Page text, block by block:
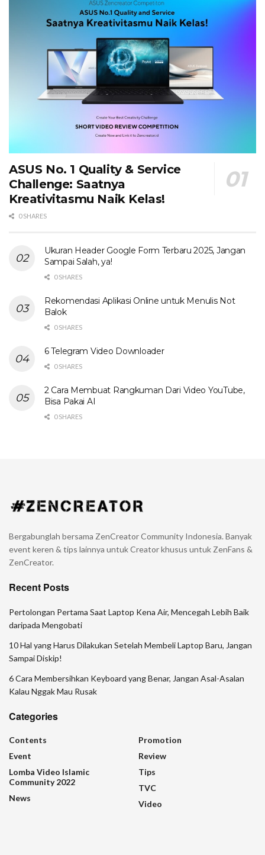
ASUS No. 1 Quality & Service
Challenge: Saatnya
Kreativitasmu Naik Kelas!
0 SHARES
Ukuran Header Google Form Terbaru 2025, Jangan
Sampai Salah, ya!
0 SHARES
Rekomendasi Aplikasi Online untuk Menulis Not
Balok
0 SHARES
6 Telegram Video Downloader
0 SHARES
2 Cara Membuat Rangkuman Dari Video YouTube,
Bisa Pakai AI
0 SHARES
Bergabunglah bersama ZenCreator Community Indonesia. Banyak
event keren & tips lainnya untuk Creator khusus untuk ZenFans &
ZenCreator.
Recent Posts
Pertolongan Pertama Saat Laptop Kena Air, Mencegah Lebih Baik
daripada Mengobati
10 Hal yang Harus Dilakukan Setelah Membeli Laptop Baru, Jangan
Sampai Diskip!
6 Cara Membersihkan Keyboard yang Benar, Jangan Asal-Asalan
Kalau Nggak Mau Rusak
Categories
Contents
Event
Lomba Video Islamic
Community 2022
News
Promotion
Review
Tips
TVC
Video